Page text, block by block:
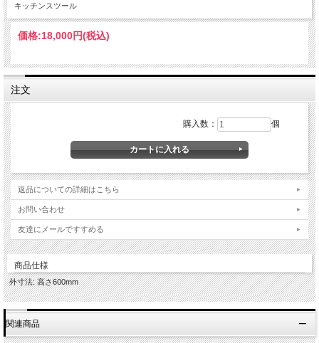
キッチンスツール
価格:18,000円(税込)
注文
購入数： 個
返品についての詳細はこちら
お問い合わせ
友達にメールですすめる
商品仕様
外寸法: 高さ600mm
関連商品